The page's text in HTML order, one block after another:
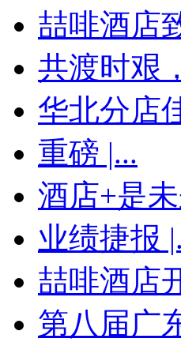
喆啡酒店
共渡时艰
华北分店
重磅 |...
酒店+是
业绩捷报
喆啡酒店
第八届广